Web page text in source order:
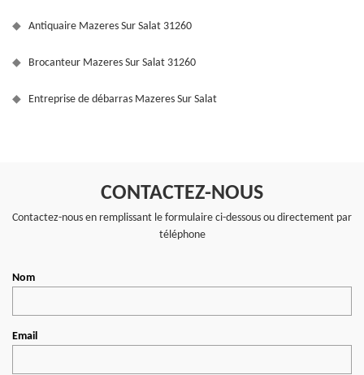
Antiquaire Mazeres Sur Salat 31260
Brocanteur Mazeres Sur Salat 31260
Entreprise de débarras Mazeres Sur Salat
CONTACTEZ-NOUS
Contactez-nous en remplissant le formulaire ci-dessous ou directement par
téléphone
Nom
Email